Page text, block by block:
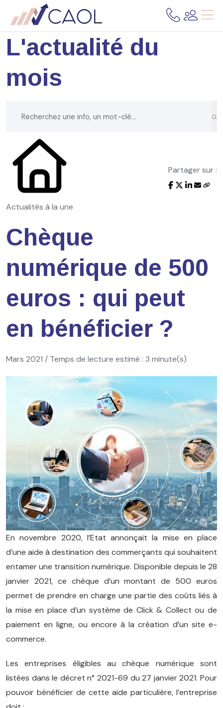
L'actualité du
mois
Actualités à la une
Partager sur :
Chèque
numérique de 500
euros : qui peut
en bénéficier ?
Mars 2021 / Temps de lecture estimé : 3 minute(s)
En novembre 2020, l’Etat annonçait la mise en place
d’une aide à destination des commerçants qui souhaitent
entamer une transition numérique. Disponible depuis le 28
janvier 2021, ce chèque d’un montant de 500 euros
permet de prendre en charge une partie des coûts liés à
la mise en place d’un système de Click & Collect ou de
paiement en ligne, ou encore à la création d’un site e-
commerce.
Les entreprises éligibles au chèque numérique sont
listées dans le décret n° 2021-69 du 27 janvier 2021. Pour
pouvoir bénéficier de cette aide particulière, l’entreprise